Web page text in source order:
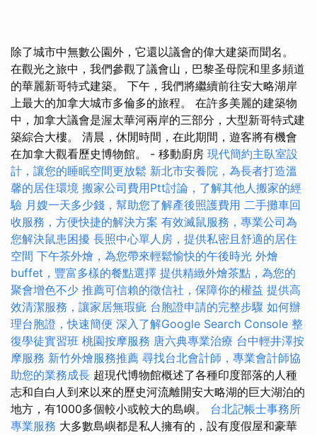
除了城市中無數公園外，它還以議會的偉大建築而聞名。
在觀光之旅中，我們參觀了議會山，巴黎圣母院和里多頻道
的華麗新哥特式建築。 下午，我們將繼續前往安大略湖岸
上最大的加拿大城市多倫多的旅程。 在許多美麗的建築物
中，加拿大議會是渥太華河兩岸的三部分，大型新哥特式建
築綜合大樓。 清晨，休閒時間，在此期間，遊客將有機會
在加拿大觀看歷史博物館。 - 移動廚房 現代簡約主臥室設
計，讓您的睡眠空間更放鬆 新北市安養院，為長者打造溫
馨的居住環境 搬家公司費用Ptt討論，了解其他人搬家的經
驗 月嫂一天多少錢，幫助您了解產後照護費用 二手攤車回
收服務，方便快捷的解決方案 有效滅鼠服務，專業公司為
您解決鼠患困擾 長照中心單人房，提供私密且舒適的居住
空間 下午茶外燴，為您帶來輕鬆愉快的午後時光 外燴
buffet，豐富多樣的餐點選擇 提供精緻外燴茶點，為您的
聚會增色不少 推薦可信賴的徵信社，保障你的權益 提供高
效清潔服務，讓家居無瑕疵 台胞證申請的完整步驟 如何辦
理台胞證，快速簡便 深入了解Google Search Console 整
復學徒實習班 桃園按摩服務 唐六典專業治療 台中輕井澤按
摩服務 新竹外燴服務推薦 尋找台北會計師，專業會計師協
助您的業務成長 超現代博物館概述了各種印度部落的人種
志和自白人到來以來的歷史河流離開安大略湖的巨大湖泊的
地方，有1000多個較小或較大的島嶼。 台北記帳士事務所
專業服務 大多數島嶼都是私人擁有的，設有度假屋和豪華